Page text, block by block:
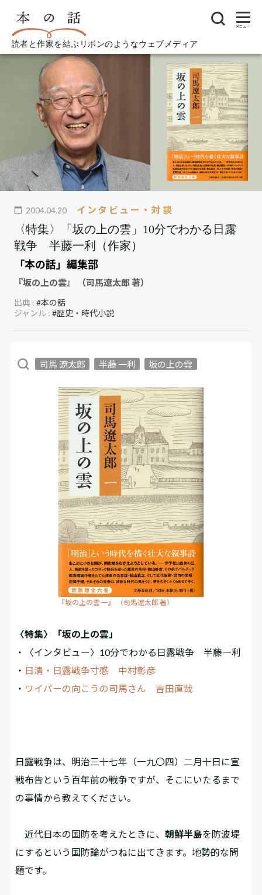
読者と作家を結ぶリボンのようなウェブメディア
メニュー
2004.04.20 インタビュー・対談
〈特集〉「坂の上の雲」10分でわかる日露
戦争 半藤一利（作家）
「本の話」編集部
『坂の上の雲』 （司馬遼太郎 著）
出典 :#本の話
ジャンル :#歴史・時代小説
司馬 遼太郎 半藤 一利 坂の上の雲
『坂の上の雲 一』 （司馬遼太郎 著）
〈特集〉「坂の上の雲」
・〈インタビュー〉10分でわかる日露戦争 半藤一利
・ 日清・日露戦争寸感 中村彰彦
・ ワイパーの向こうの司馬さん 吉田直哉
――日露戦争は、明治三十七年（一九〇四）二月十日に宣
戦布告という百年前の戦争ですが、そこにいたるまで
の事情から教えてください。
近代日本の国防を考えたときに、朝鮮半島を防波堤
にするという国防論がつねに出てきます。地勢的な問
題です。